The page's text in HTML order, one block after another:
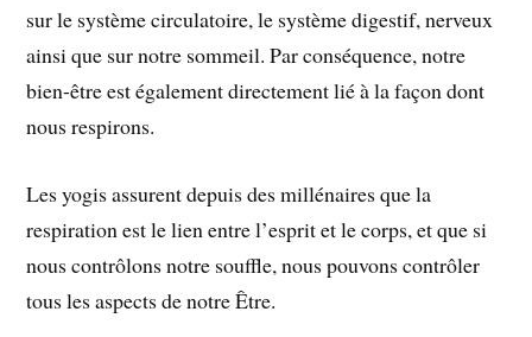
sur le système circulatoire, le système digestif, nerveux
ainsi que sur notre sommeil. Par conséquence, notre
bien-être est également directement lié à la façon dont
nous respirons.
Les yogis assurent depuis des millénaires que la
respiration est le lien entre l’esprit et le corps, et que si
nous contrôlons notre souffle, nous pouvons contrôler
tous les aspects de notre Être.